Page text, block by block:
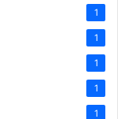
1
1
1
1
1